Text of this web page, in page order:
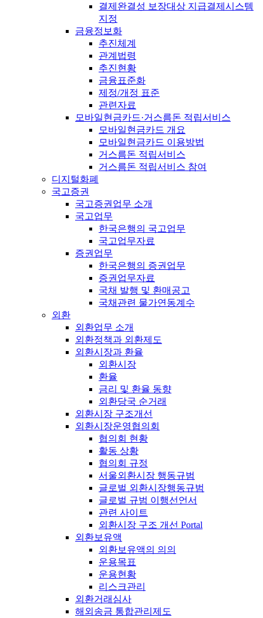
결제완결성 보장대상 지급결제시스템
지정
금융정보화
추진체계
관계법령
추진현황
금융표준화
제정/개정 표준
관련자료
모바일현금카드·거스름돈 적립서비스
모바일현금카드 개요
모바일현금카드 이용방법
거스름돈 적립서비스
거스름돈 적립서비스 참여
디지털화폐
국고증권
국고증권업무 소개
국고업무
한국은행의 국고업무
국고업무자료
증권업무
한국은행의 증권업무
증권업무자료
국채 발행 및 환매공고
국채관련 물가연동계수
외환
외환업무 소개
외환정책과 외환제도
외환시장과 환율
외환시장
환율
금리 및 환율 동향
외환당국 순거래
외환시장 구조개선
외환시장운영협의회
협의회 현황
활동 상황
협의회 규정
서울외환시장 행동규범
글로벌 외환시장행동규범
글로벌 규범 이행선언서
관련 사이트
외환시장 구조 개선 Portal
외환보유액
외환보유액의 의의
운용목표
운용현황
리스크관리
외환거래심사
해외송금 통합관리제도